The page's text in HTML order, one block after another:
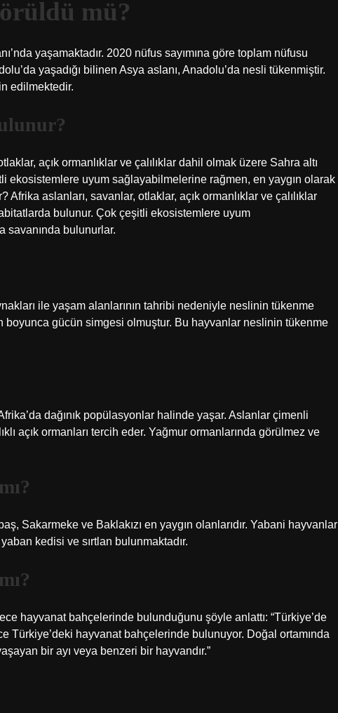
mü?
yaşamaktadır. 2020 nüfus sayımına göre toplam nüfusu
yaşadığı bilinen Asya aslanı, Anadolu’da nesli tükenmiştir.
edilmektedir.
açık ormanlıklar ve çalılıklar dahil olmak üzere Sahra altı
ekosistemlere uyum sağlayabilmelerine rağmen, en yaygın olarak
aslanları, savanlar, otlaklar, açık ormanlıklar ve çalılıklar
bulunur. Çok çeşitli ekosistemlere uyum
savanında bulunurlar.
ile yaşam alanlarının tahribi nedeniyle neslinin tükenme
boyunca gücün simgesi olmuştur. Bu hayvanlar neslinin tükenme
dağınık popülasyonlar halinde yaşar. Aslanlar çimenli
açık ormanları tercih eder. Yağmur ormanlarında görülmez ve
Sakarmeke ve Baklakızı en yaygın olanlarıdır. Yabani hayvanlar
kedisi ve sırtlan bulunmaktadır.
hayvanat bahçelerinde bulunduğunu şöyle anlattı: “Türkiye’de
Türkiye’deki hayvanat bahçelerinde bulunuyor. Doğal ortamında
bir ayı veya benzeri bir hayvandır.”